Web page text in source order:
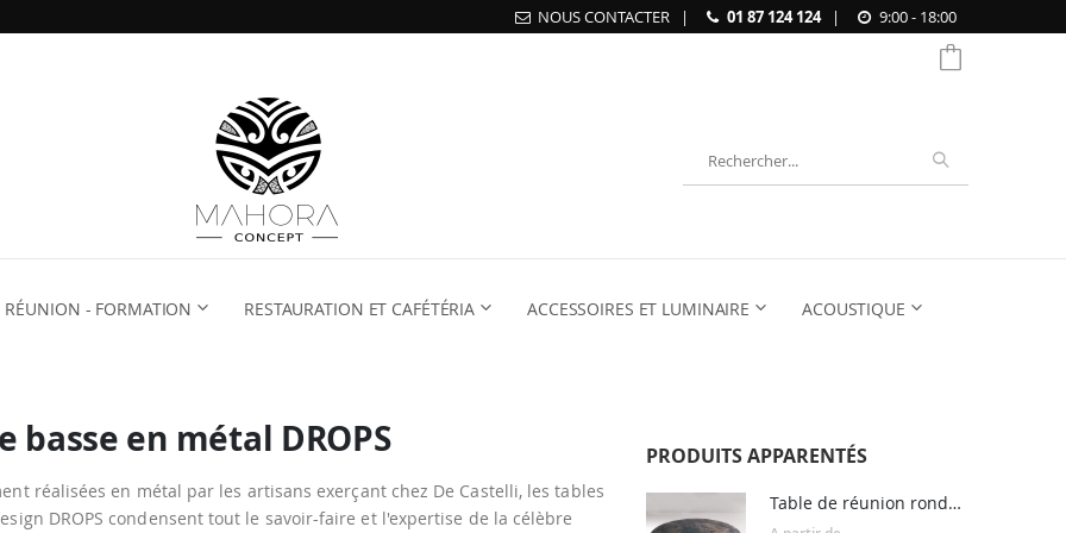
NOUS CONTACTER | 01 87 124 124 | 9:00 - 18:00
RÉUNION - FORMATION RESTAURATION ET CAFÉTÉRIA ACCESSOIRES ET LUMINAIRE ACOUSTIQUE
basse en métal DROPS
réalisées en métal par les artisans exerçant chez De Castelli, les tables
DROPS condensent tout le savoir-faire et l'expertise de la célèbre
PRODUITS APPARENTÉS
Table de réunion ronde en métal ROMA